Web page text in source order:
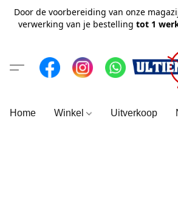
Door de voorbereiding van onze
verwerking van je bestelling tot 1
Home Winkel Uitverkoop